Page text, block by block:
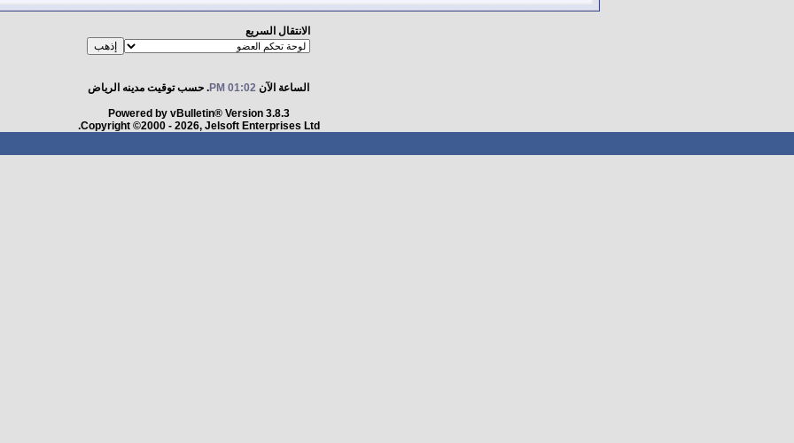
الانتقال السريع
الساعة الآن 01:02 PM . حسب توقيت مدينه الرياض
Powered by vBulletin® Version 3.8.3
Copyright ©2000 - 2026, Jelsoft Enterprises Ltd.